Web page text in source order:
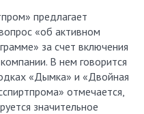
предлагает
«об активном
за счет включения
В нем говорится
«Дымка» и «Двойная
отмечается,
значительное